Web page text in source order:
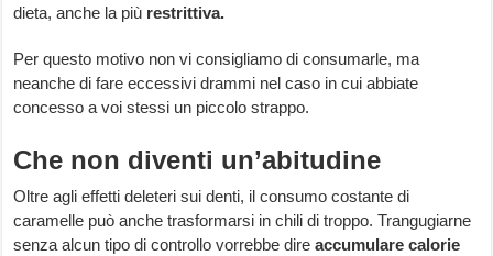
dieta, anche la più restrittiva.
Per questo motivo non vi consigliamo di consumarle, ma
neanche di fare eccessivi drammi nel caso in cui abbiate
concesso a voi stessi un piccolo strappo.
Che non diventi un’abitudine
Oltre agli effetti deleteri sui denti, il consumo costante di
caramelle può anche trasformarsi in chili di troppo. Trangugiarne
senza alcun tipo di controllo vorrebbe direaccumulare calorie